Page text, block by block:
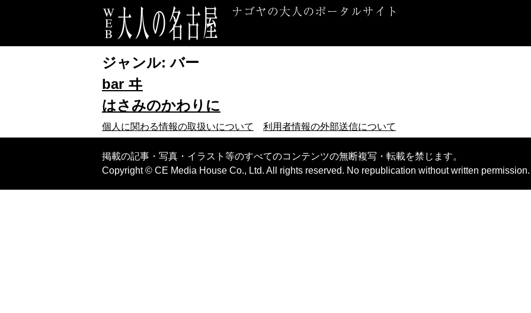
ジャンル:バー
bar ヰ
はさみのかわりに
個人に関わる情報の取扱いについて 利用者情報の外部送信について
掲載の記事・写真・イラスト等のすべてのコンテンツの無断複写・転載を禁じます。
Copyright © CE Media House Co., Ltd. All rights reserved. No republication without written permission.